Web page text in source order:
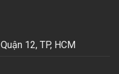
12, TP, HCM